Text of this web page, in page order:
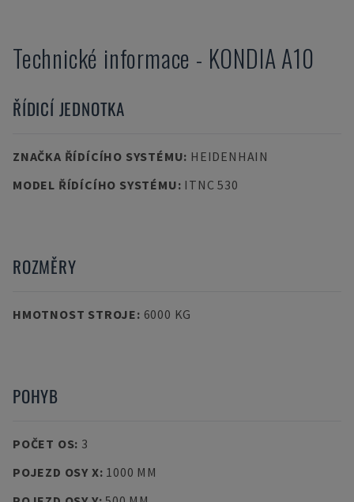
Technické informace - KONDIAA10
ŘÍDICÍ JEDNOTKA
ZNAČKA ŘÍDÍCÍHO SYSTÉMU: HEIDENHAIN
MODEL ŘÍDÍCÍHO SYSTÉMU: ITNC 530
ROZMĚRY
HMOTNOST STROJE: 6000 KG
POHYB
POČET OS: 3
POJEZD OSY X: 1000 MM